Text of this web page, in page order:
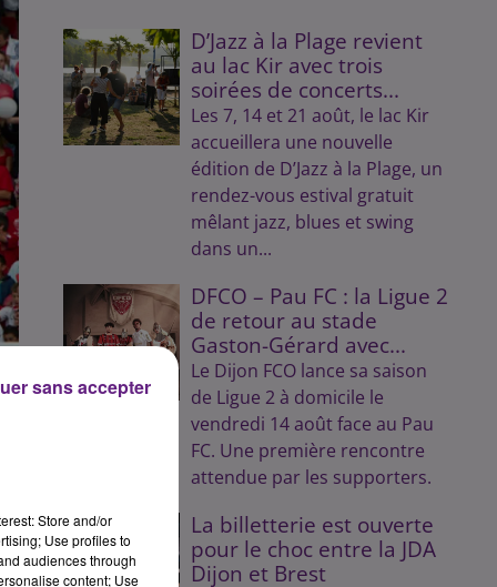
D’Jazz à la Plage revient
au lac Kir avec trois
soirées de concerts...
Les 7, 14 et 21 août, le lac Kir
accueillera une nouvelle
édition de D’Jazz à la Plage, un
rendez-vous estival gratuit
mêlant jazz, blues et swing
dans un...
DFCO – Pau FC : la Ligue 2
de retour au stade
Gaston-Gérard avec...
Le Dijon FCO lance sa saison
de Ligue 2 à domicile le
vendredi 14 août face au Pau
FC. Une première rencontre
attendue par les supporters.
La billetterie est ouverte
pour le choc entre la JDA
Dijon et Brest
Store and/or
Use profiles to
audiences through
content; Use
sans accepter